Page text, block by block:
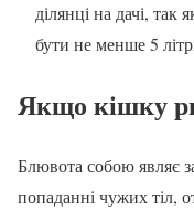
ділянці на дачі,
бути не менше 5
Якщо кішку
Блювота собою являє
попаданні чужих тіл,